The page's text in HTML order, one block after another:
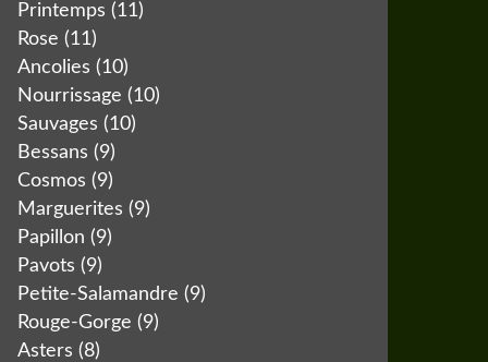
Printemps (11)
Rose (11)
Ancolies (10)
Nourrissage (10)
Sauvages (10)
Bessans (9)
Cosmos (9)
Marguerites (9)
Papillon (9)
Pavots (9)
Petite-Salamandre (9)
Rouge-Gorge (9)
Asters (8)